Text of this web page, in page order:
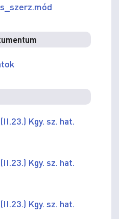
Kgy. sz. hat.
Kgy. sz. hat.
Kgy. sz. hat.